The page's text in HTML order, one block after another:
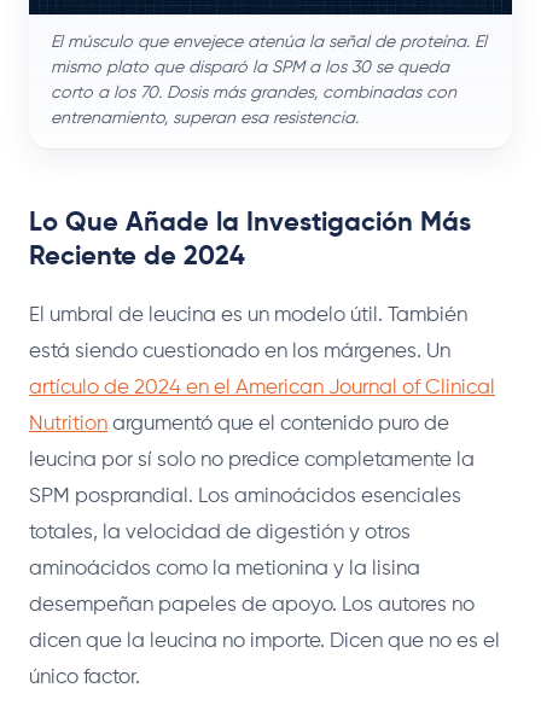
El músculo que envejece atenúa la señal de proteína. El
mismo plato que disparó la SPM a los 30 se queda
corto a los 70. Dosis más grandes, combinadas con
entrenamiento, superan esa resistencia.
Lo Que Añade la Investigación Más
Reciente de 2024
El umbral de leucina es un modelo útil. También
está siendo cuestionado en los márgenes. Un
artículo de 2024 en el American Journal of Clinical
Nutrition argumentó que el contenido puro de
leucina por sí solo no predice completamente la
SPM posprandial. Los aminoácidos esenciales
totales, la velocidad de digestión y otros
aminoácidos como la metionina y la lisina
desempeñan papeles de apoyo. Los autores no
dicen que la leucina no importe. Dicen que no es el
único factor.